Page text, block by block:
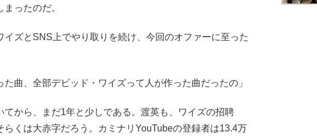
ったのだ。
ズとSNS上でやり取りを続け、今回のオファーに至った
た曲、全部デビッド・ワイズって人が作った曲だったの」
から、まだ1年と少しである。渡英も、ワイズの招聘
らくは大赤字だろう。カミナリYouTubeの登録者は13.4万